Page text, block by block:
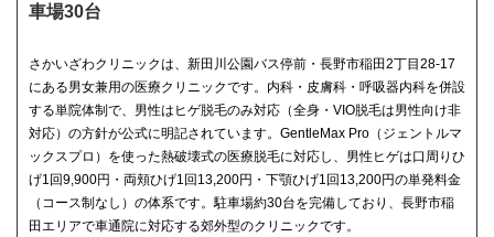
車場30台
さかいざわクリニックは、新田川公園バス停前・長野市稲田2丁目28-17
にある男女兼用の医療クリニックです。内科・皮膚科・呼吸器内科を併設
する単院体制で、男性はヒゲ脱毛のみ対応（全身・VIO脱毛は男性向け非
対応）の方針が公式に明記されています。GentleMax Pro（ジェントルマ
ックスプロ）を使った熱破壊式の医療脱毛に対応し、男性ヒゲは口周りひ
げ1回9,900円・両頬ひげ1回13,200円・下顎ひげ1回13,200円の単発料金
（コース制なし）の体系です。駐車場約30台を完備しており、長野市稲
田エリアで車通院に対応する郊外型のクリニックです。